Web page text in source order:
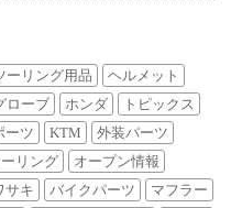
ーリング用品
ヘルメット
ローブ ホンダ
トピックス
ーツ KTM
外装パーツ
リング
オープン情報
サキ バイクパーツ マフラー